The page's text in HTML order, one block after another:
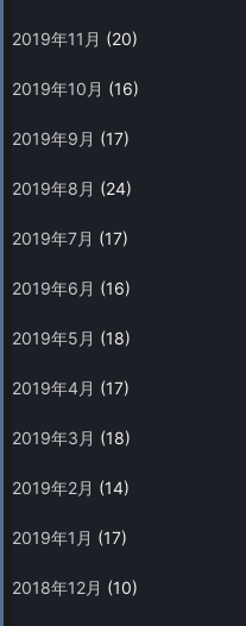
2019年11月 (20)
2019年10月 (16)
2019年9月 (17)
2019年8月 (24)
2019年7月 (17)
2019年6月 (16)
2019年5月 (18)
2019年4月 (17)
2019年3月 (18)
2019年2月 (14)
2019年1月 (17)
2018年12月 (10)